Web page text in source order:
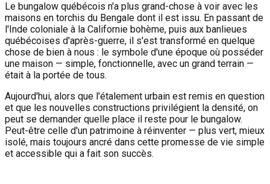
Le bungalow québécois n'a plus grand-chose à voir avec les
maisons en torchis du Bengale dont il est issu. En passant de
l'Inde coloniale à la Californie bohème, puis aux banlieues
québécoises d'après-guerre, il s'est transformé en quelque
chose de bien à nous : le symbole d'une époque où posséder
une maison — simple, fonctionnelle, avec un grand terrain —
était à la portée de tous.
Aujourd'hui, alors que l'étalement urbain est remis en question
et que les nouvelles constructions privilégient la densité, on
peut se demander quelle place il reste pour le bungalow.
Peut-être celle d'un patrimoine à réinventer — plus vert, mieux
isolé, mais toujours ancré dans cette promesse de vie simple
et accessible qui a fait son succès.